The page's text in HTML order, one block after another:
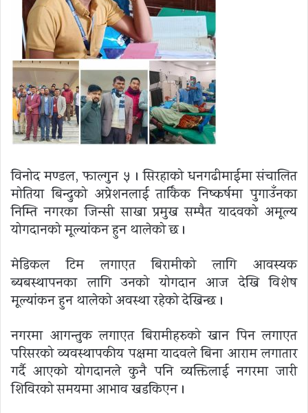
विनोद मण्डल, फाल्गुन ५ । सिरहाको धनगढीमाईमा संचालित
मोतिया बिन्दुको अप्रेशनलाई तार्किक निष्कर्षमा पुगाउँनका
निम्ति नगरका जिन्सी साखा प्रमुख सम्पैत यादवको अमूल्य
योगदानको मूल्यांकन हुन थालेको छ ।
मेडिकल टिम लगाएत बिरामीको लागि आवस्यक
ब्यबस्थापनका लागि उनको योगदान आज देखि विशेष
मूल्यांकन हुन थालेको अवस्था रहेको देखिन्छ ।
नगरमा आगन्तुक लगाएत बिरामीहरुको खान पिन लगाएत
परिसरको व्यवस्थापकीय पक्षमा यादवले बिना आराम लगातार
गर्दै आएको योगदानले कुनै पनि व्यक्तिलाई नगरमा जारी
शिविरको समयमा आभाव खडकिएन ।